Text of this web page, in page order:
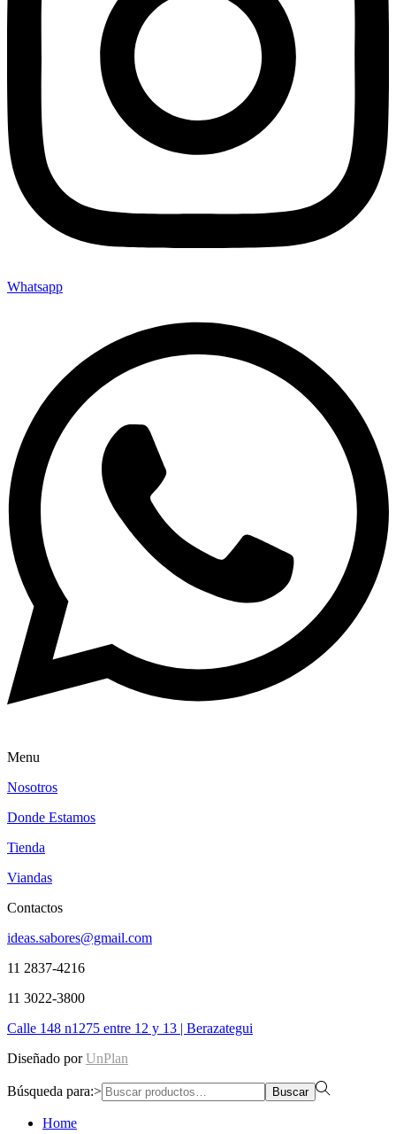
Whatsapp
Menu
Nosotros
Donde Estamos
Tienda
Viandas
Contactos
ideas.sabores@gmail.com
11 2837-4216
11 3022-3800
Calle 148 n1275 entre 12 y 13 | Berazategui
Diseñado porUnPlan
Búsqueda para:> Buscar
Home